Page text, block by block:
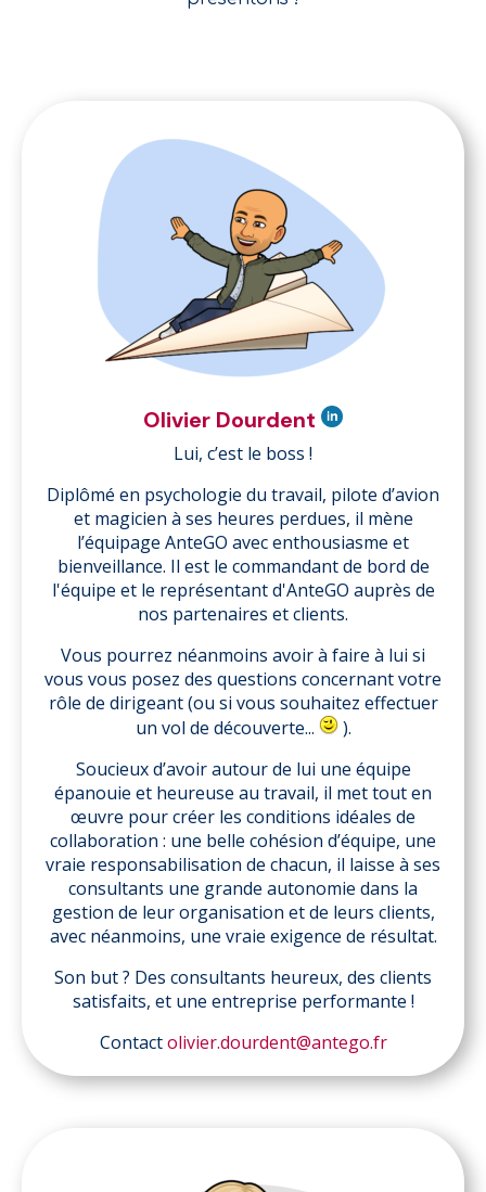
Olivier Dourdent
Lui, c’est le boss !
Diplômé en psychologie du travail, pilote d’avion
et magicien à ses heures perdues, il mène
l’équipage AnteGO avec enthousiasme et
bienveillance. Il est le commandant de bord de
l'équipe et le représentant d'AnteGO auprès de
nos partenaires et clients.
Vous pourrez néanmoins avoir à faire à lui si
vous vous posez des questions concernant votre
rôle de dirigeant (ou si vous souhaitez effectuer
un vol de découverte...
).
Soucieux d’avoir autour de lui une équipe
épanouie et heureuse au travail, il met tout en
œuvre pour créer les conditions idéales de
collaboration : une belle cohésion d’équipe, une
vraie responsabilisation de chacun, il laisse à ses
consultants une grande autonomie dans la
gestion de leur organisation et de leurs clients,
avec néanmoins, une vraie exigence de résultat.
Son but ? Des consultants heureux, des clients
satisfaits, et une entreprise performante !
Contactolivier.dourdent@antego.fr